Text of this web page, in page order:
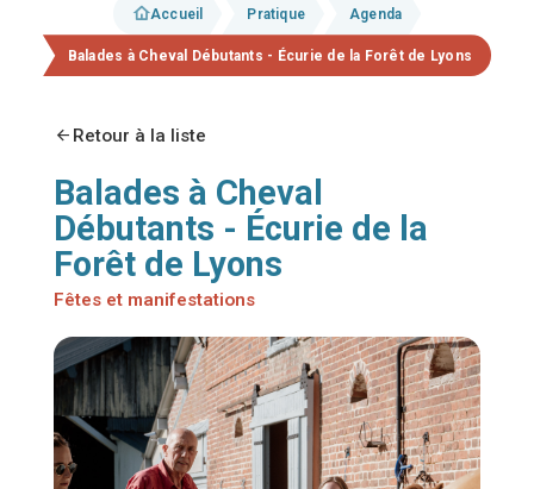
Accueil Pratique Agenda
Balades à Cheval Débutants - Écurie de la Forêt de Lyons
Retour à la liste
Balades à Cheval
Débutants - Écurie de la
Forêt de Lyons
Fêtes et manifestations